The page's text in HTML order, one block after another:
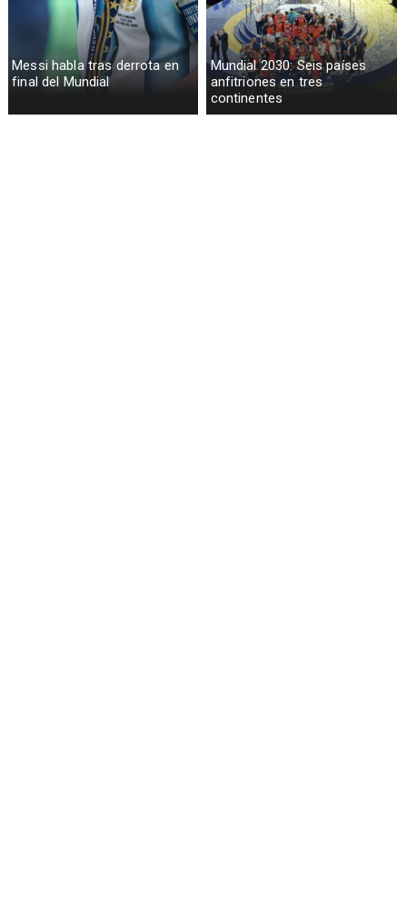
Messi habla tras derrota en
final del Mundial
Mundial 2030: Seis países
anfitriones en tres
continentes